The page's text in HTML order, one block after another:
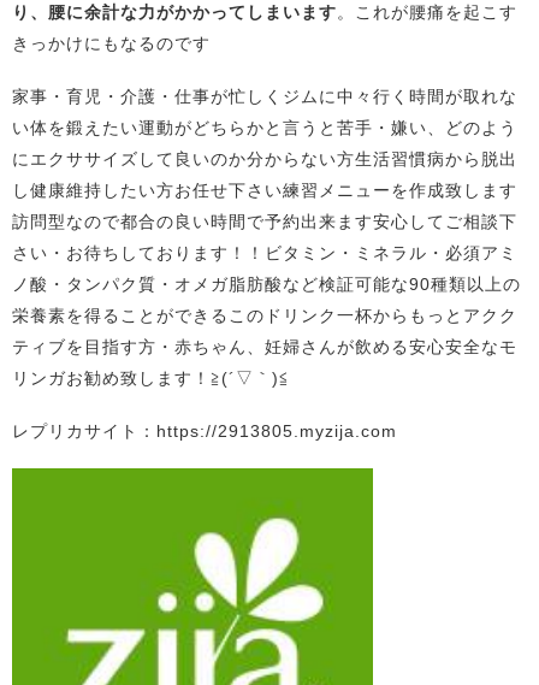
り、腰に余計な力がかかってしまいます。これが腰痛を起こす
きっかけにもなるのです
家事・育児・介護・仕事が忙しくジムに中々行く時間が取れな
い体を鍛えたい運動がどちらかと言うと苦手・嫌い、どのよう
にエクササイズして良いのか分からない方生活習慣病から脱出
し健康維持したい方お任せ下さい練習メニューを作成致します
訪問型なので都合の良い時間で予約出来ます安心してご相談下
さい・お待ちしております！！ビタミン・ミネラル・必須アミ
ノ酸・タンパク質・オメガ脂肪酸など検証可能な90種類以上の
栄養素を得ることができるこのドリンク一杯からもっとアクク
ティブを目指す方・赤ちゃん、妊婦さんが飲める安心安全なモ
リンガお勧め致します！≧(´▽｀)≦
レプリカサイト：https://2913805.myzija.com